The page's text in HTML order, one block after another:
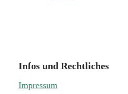
Infos und Rechtliches
Impressum